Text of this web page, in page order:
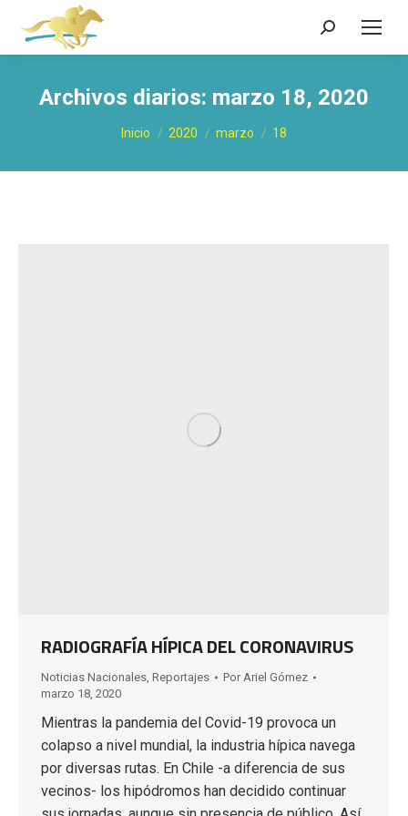
Buscar:
Archivos diarios: marzo 18, 2020
Estás aquí:
Inicio 2020 marzo 18
RADIOGRAFÍA HÍPICA DEL CORONAVIRUS
Noticias Nacionales, Reportajes Por Ariel Gómez
marzo 18, 2020
Mientras la pandemia del Covid-19 provoca un
colapso a nivel mundial, la industria hípica navega
por diversas rutas. En Chile -a diferencia de sus
vecinos- los hipódromos han decidido continuar